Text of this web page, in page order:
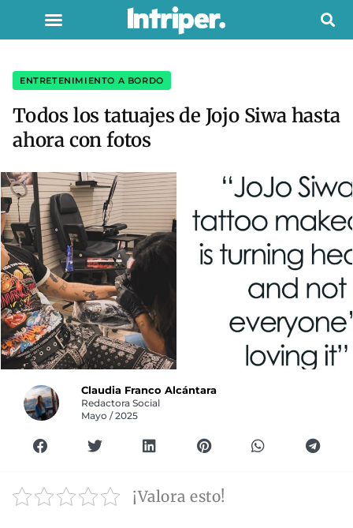
ENTRETENIMIENTO A BORDO
Todos los tatuajes de Jojo Siwa hasta
ahora con fotos
Claudia Franco Alcántara
Redactora Social
Mayo / 2025
¡Valora esto!